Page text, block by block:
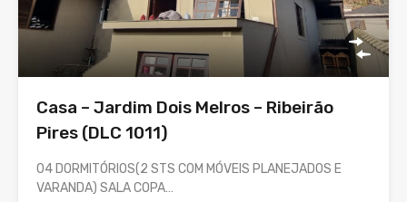
Casa – Jardim Dois Melros – Ribeirão
Pires (DLC 1011)
04 DORMITÓRIOS(2 STS COM MÓVEIS PLANEJADOS E
VARANDA) SALA COPA…